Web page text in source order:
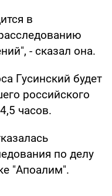
в
- сказал она.
Гусинский будет
российского
часов.
по делу
"Апоалим".